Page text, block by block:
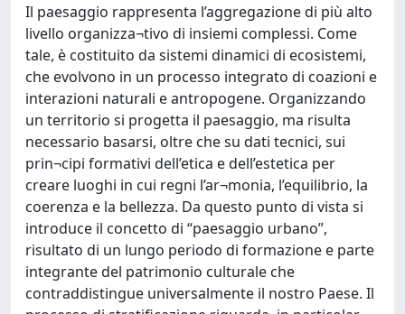
Il paesaggio rappresenta l’aggregazione di più alto
livello organizza¬tivo di insiemi complessi. Come
tale, è costituito da sistemi dinamici di ecosistemi,
che evolvono in un processo integrato di coazioni e
interazioni naturali e antropogene. Organizzando
un territorio si progetta il paesaggio, ma risulta
necessario basarsi, oltre che su dati tecnici, sui
prin¬cipi formativi dell’etica e dell’estetica per
creare luoghi in cui regni l’ar¬monia, l’equilibrio, la
coerenza e la bellezza. Da questo punto di vista si
introduce il concetto di “paesaggio urbano”,
risultato di un lungo periodo di formazione e parte
integrante del patrimonio culturale che
contraddistingue universalmente il nostro Paese. Il